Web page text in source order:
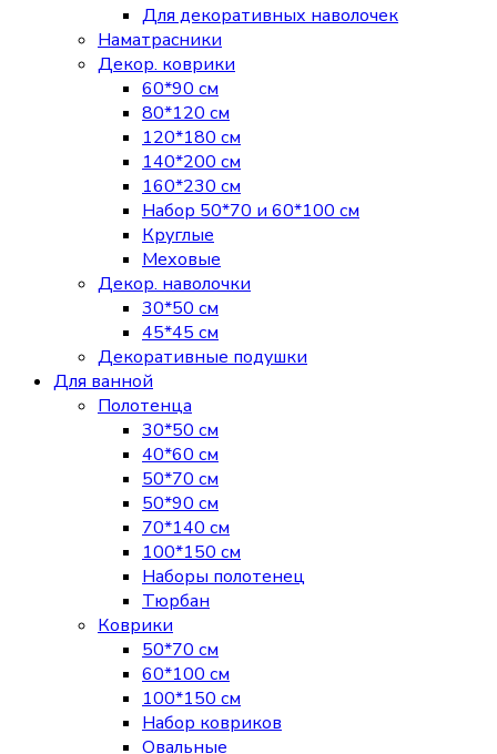
Для декоративных наволочек
Наматрасники
Декор. коврики
60*90 см
80*120 см
120*180 см
140*200 см
160*230 см
Набор 50*70 и 60*100 см
Круглые
Меховые
Декор. наволочки
30*50 см
45*45 см
Декоративные подушки
Для ванной
Полотенца
30*50 см
40*60 см
50*70 см
50*90 см
70*140 см
100*150 см
Наборы полотенец
Тюрбан
Коврики
50*70 см
60*100 см
100*150 см
Набор ковриков
Овальные